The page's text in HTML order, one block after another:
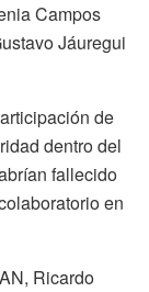
Campos
Jáuregui
de
dentro del
fallecido
en
Ricardo